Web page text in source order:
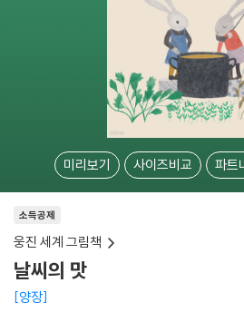
미리보기 사이즈비교 파트
소득공제
웅진 세계 그림책
날씨의 맛
양장